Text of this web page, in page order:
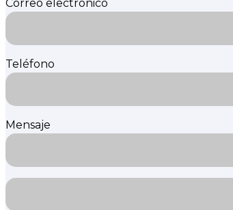
Correo electrónico
Teléfono
Mensaje